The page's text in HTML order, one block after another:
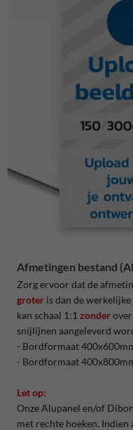
Afmetingen bestand
Zorg ervoor dat de
groteris dan de werkelijke
kan schaal 1:1 zonder
snijlijnen aangeleverd
- Bordformaat
- Bordformaat
Let op:
Onze Alupanel en/of
met rechte hoeken. Indien